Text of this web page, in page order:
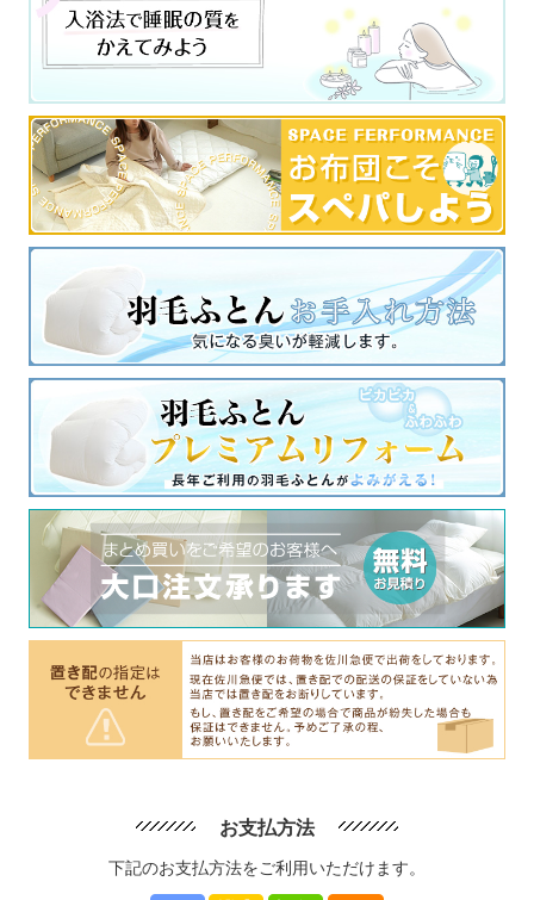
お支払方法
下記のお支払方法をご利用いただけます。